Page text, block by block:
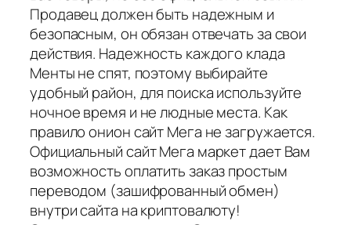
Продавец должен быть надежным и
безопасным, он обязан отвечать за свои
действия. Надежность каждого клада
Менты не спят, поэтому выбирайте
удобный район, для поиска используйте
ночное время и не людные места. Как
правило онион сайт Мега не загружается.
Официальный сайт Мега маркет дает Вам
возможность оплатить заказ простым
переводом (зашифрованный обмен)
внутри сайта на криптовалюту!